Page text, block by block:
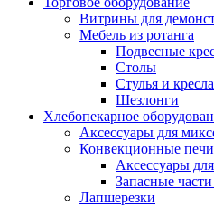
Витрины для
Мебель из ротанга
Подвесные
Столы
Стулья и
Шезлонги
Хлебопекарное
Аксессуары для
Конвекционные печи
Аксессуары
Запасные
Лапшерезки